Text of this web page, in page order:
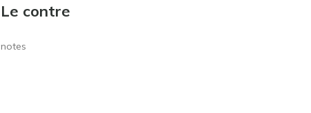
Le contre
notes